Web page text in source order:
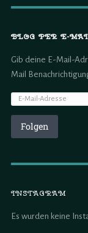
BLOG PER E-
Gib deine E-Mail-
Mail
Folgen
INSTAGRAM
Es wurden keine